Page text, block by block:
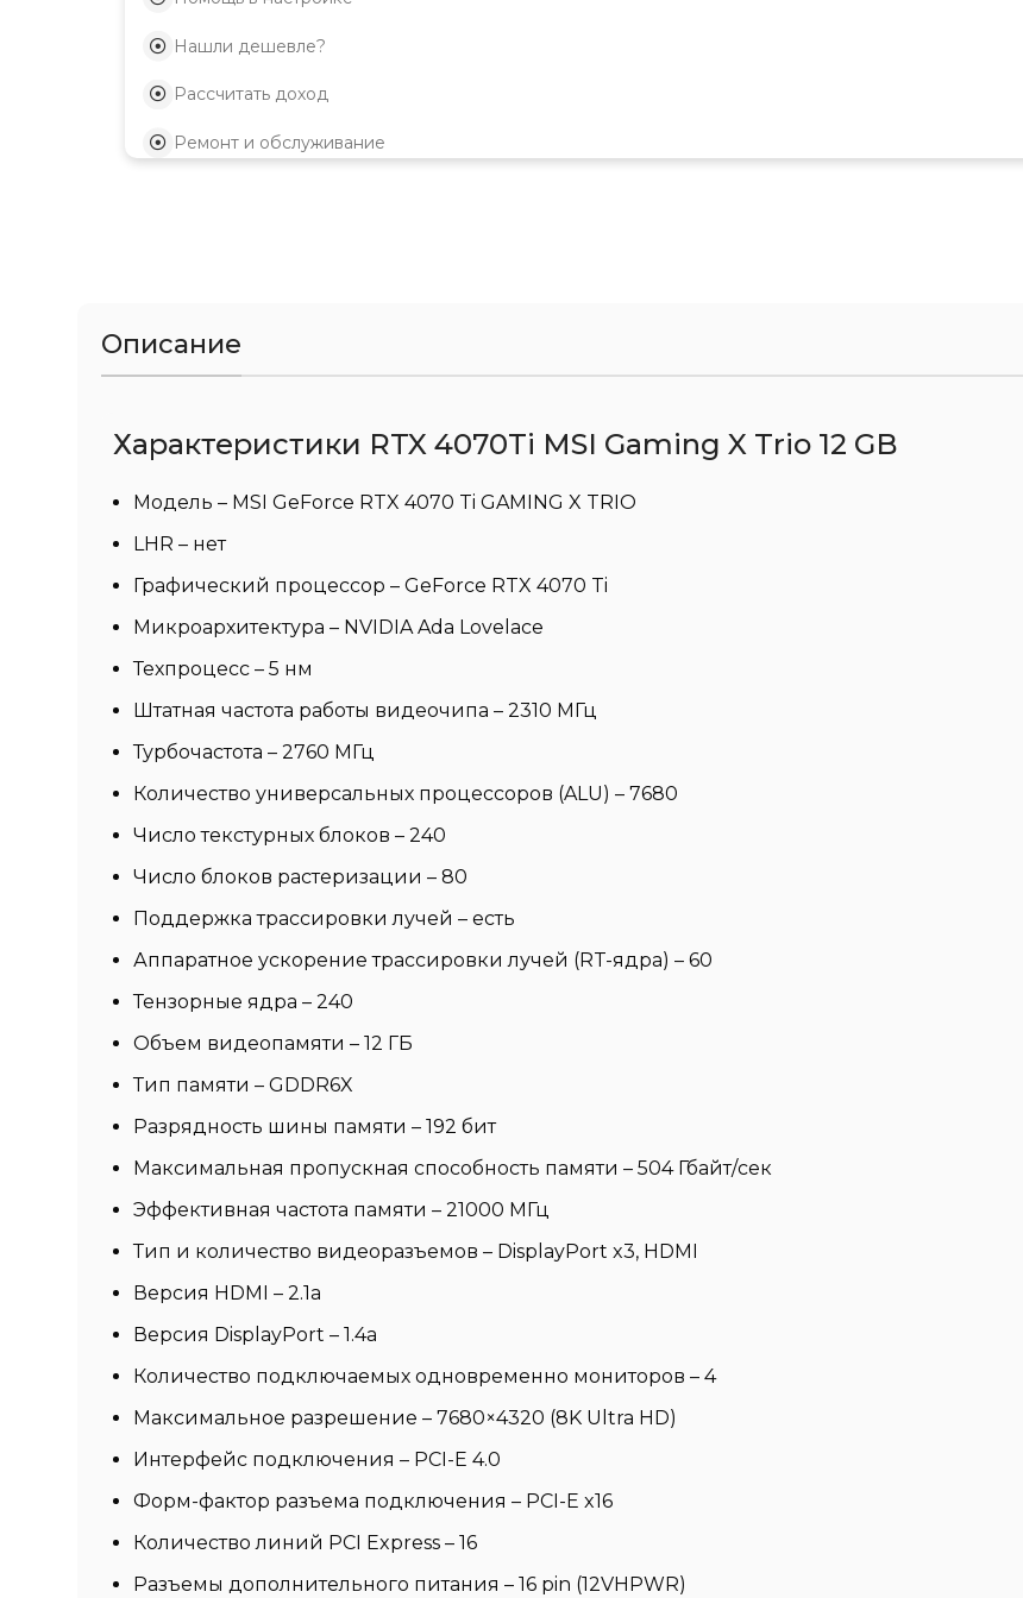
Нашли дешевле?
Рассчитать доход
Ремонт и обслуживание
Описание
Характеристики RTX 4070Ti MSI Gaming X Trio 12 GB
Модель – MSI GeForce RTX 4070 Ti GAMING X TRIO
LHR – нет
Графический процессор – GeForce RTX 4070 Ti
Микроархитектура – NVIDIA Ada Lovelace
Техпроцесс – 5 нм
Штатная частота работы видеочипа – 2310 МГц
Турбочастота – 2760 МГц
Количество универсальных процессоров (ALU) – 7680
Число текстурных блоков – 240
Число блоков растеризации – 80
Поддержка трассировки лучей – есть
Аппаратное ускорение трассировки лучей (RT-ядра) – 60
Тензорные ядра – 240
Объем видеопамяти – 12 ГБ
Тип памяти – GDDR6X
Разрядность шины памяти – 192 бит
Максимальная пропускная способность памяти – 504 Гбайт/сек
Эффективная частота памяти – 21000 МГц
Тип и количество видеоразъемов – DisplayPort x3, HDMI
Версия HDMI – 2.1a
Версия DisplayPort – 1.4a
Количество подключаемых одновременно мониторов – 4
Максимальное разрешение – 7680×4320 (8K Ultra HD)
Интерфейс подключения – PCI-E 4.0
Форм-фактор разъема подключения – PCI-E x16
Количество линий PCI Express – 16
Разъемы дополнительного питания – 16 pin (12VHPWR)